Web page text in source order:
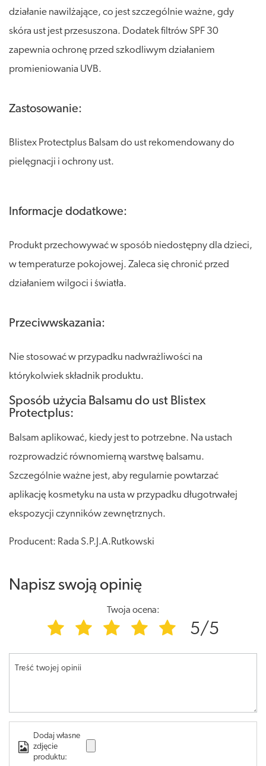
działanie nawilżające, co jest szczególnie ważne, gdy
skóra ust jest przesuszona. Dodatek filtrów SPF 30
zapewnia ochronę przed szkodliwym działaniem
promieniowania UVB.
Zastosowanie:
Blistex Protectplus Balsam do ust rekomendowany do
pielęgnacji i ochrony ust.
Informacje dodatkowe:
Produkt przechowywać w sposób niedostępny dla dzieci,
w temperaturze pokojowej. Zaleca się chronić przed
działaniem wilgoci i światła.
Przeciwwskazania:
Nie stosować w przypadku nadwrażliwości na
którykolwiek składnik produktu.
Sposób użycia Balsamu do ust Blistex
Protectplus:
Balsam aplikować, kiedy jest to potrzebne. Na ustach
rozprowadzić równomierną warstwę balsamu.
Szczególnie ważne jest, aby regularnie powtarzać
aplikację kosmetyku na usta w przypadku długotrwałej
ekspozycji czynników zewnętrznych.
Producent: Rada S.P.J.A.Rutkowski
Napisz swoją opinię
Twoja ocena:
5/5
Treść twojej opinii
Dodaj własne
zdjęcie
produktu: